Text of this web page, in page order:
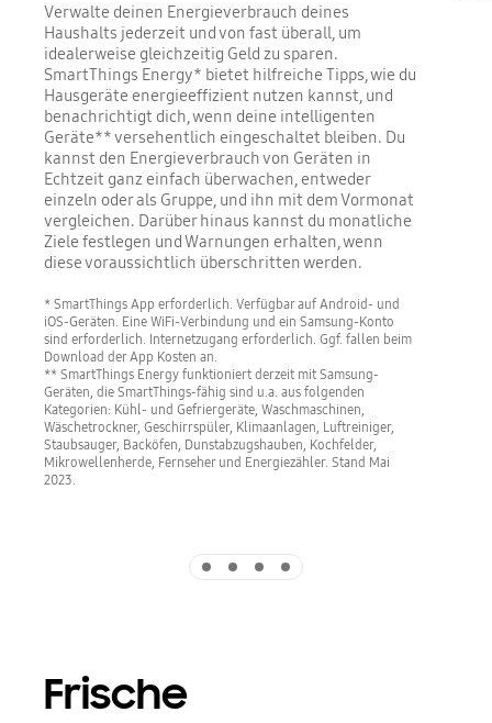
Verwalte deinen Energieverbrauch deines
Haushalts jederzeit und von fast überall, um
idealerweise gleichzeitig Geld zu sparen.
SmartThings Energy* bietet hilfreiche Tipps, wie du
Hausgeräte energieeffizient nutzen kannst, und
benachrichtigt dich, wenn deine intelligenten
Geräte** versehentlich eingeschaltet bleiben. Du
kannst den Energieverbrauch von Geräten in
Echtzeit ganz einfach überwachen, entweder
einzeln oder als Gruppe, und ihn mit dem Vormonat
vergleichen. Darüber hinaus kannst du monatliche
Ziele festlegen und Warnungen erhalten, wenn
diese voraussichtlich überschritten werden.
* SmartThings App erforderlich. Verfügbar auf Android- und
iOS-Geräten. Eine WiFi-Verbindung und ein Samsung-Konto
sind erforderlich. Internetzugang erforderlich. Ggf. fallen beim
Download der App Kosten an.
** SmartThings Energy funktioniert derzeit mit Samsung-
Geräten, die SmartThings-fähig sind u.a. aus folgenden
Kategorien: Kühl- und Gefriergeräte, Waschmaschinen,
Wäschetrockner, Geschirrspüler, Klimaanlagen, Luftreiniger,
Staubsauger, Backöfen, Dunstabzugshauben, Kochfelder,
Mikrowellenherde, Fernseher und Energiezähler. Stand Mai
2023.
Frische